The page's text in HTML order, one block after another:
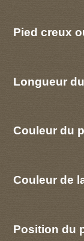
Pied creux
Longueur
Couleur du
Couleur de
Position du